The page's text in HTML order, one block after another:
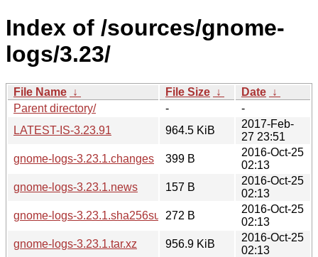
Index of /sources/gnome-
logs/3.23/
File Name ↓ File Size ↓ Date ↓
Parent directory/
-
-
LATEST-IS-3.23.91
964.5 KiB
2017-Feb-
27 23:51
gnome-logs-3.23.1.changes
399 B
2016-Oct-25
02:13
gnome-logs-3.23.1.news
157 B
2016-Oct-25
02:13
gnome-logs-3.23.1.sha256sum272 B
2016-Oct-25
02:13
gnome-logs-3.23.1.tar.xz
956.9 KiB
2016-Oct-25
02:13